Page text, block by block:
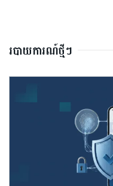
របាយការណ៍ថ្មីៗ